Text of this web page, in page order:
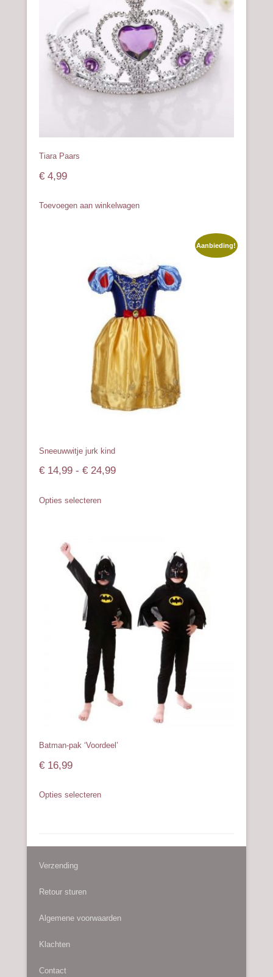
gekozen
worden
op
de
productpagina
Tiara Paars
€ 4,99
Toevoegen aan winkelwagen
Aanbieding!
Sneeuwwitje jurk kind
€ 14,99 - € 24,99Prijsklasse:
Opties selecteren
product
Deze
optie
kan
gekozen
worden
productpagina
Batman-pak ‘Voordeel’
€ 16,99
Opties selecteren
product
worden
Verzending
Retour sturen
Algemene voorwaarden
Klachten
Contact